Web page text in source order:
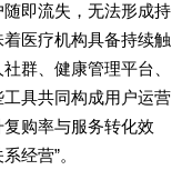
即流失，无法形成持
医疗机构具备持续触
群、健康管理平台、
具共同构成用户运营
购率与服务转化效
经营”。